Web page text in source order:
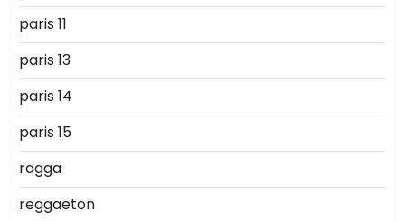
paris 11
paris 13
paris 14
paris 15
ragga
reggaeton